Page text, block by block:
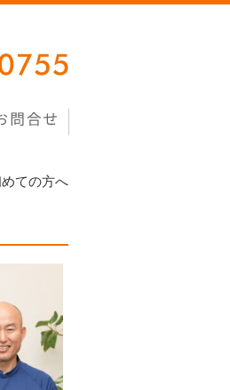
ての方へ